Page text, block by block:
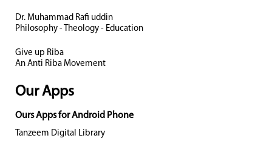
Dr. Muhammad Rafi uddin
Philosophy - Theology - Education
Give up Riba
An Anti Riba Movement
Our Apps
Ours Apps for Android Phone
Tanzeem Digital Library